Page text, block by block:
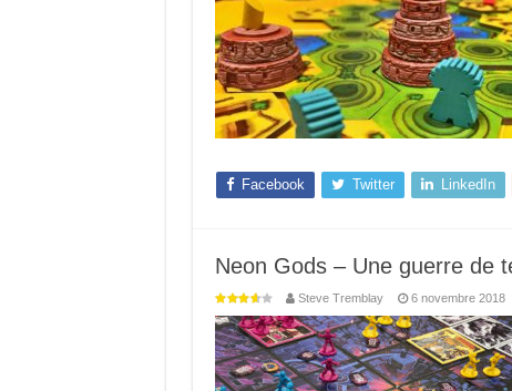
Facebook Twitter LinkedIn
Neon Gods – Une guerre de
Steve Tremblay 6 novembre 2018